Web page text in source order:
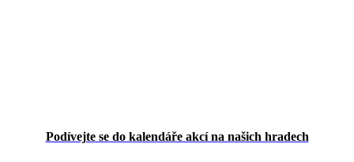
Podívejte se do kalendáře akcí na našich hradech